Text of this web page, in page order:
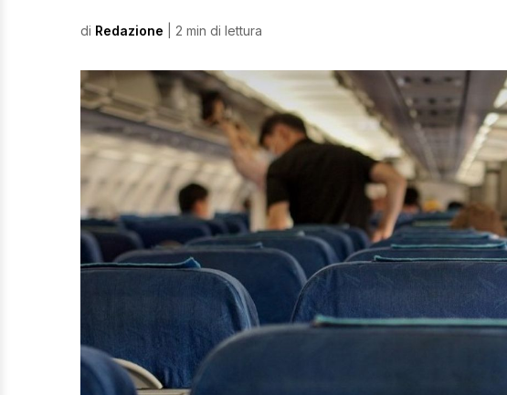
di Redazione | 2 min di lettura